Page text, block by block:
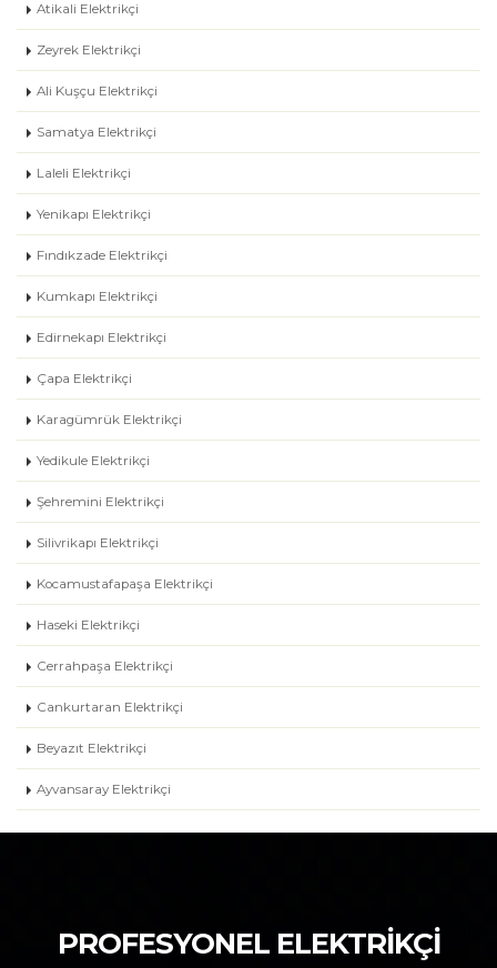
Atikali Elektrikçi
Zeyrek Elektrikçi
Ali Kuşçu Elektrikçi
Samatya Elektrikçi
Laleli Elektrikçi
Yenikapı Elektrikçi
Fındıkzade Elektrikçi
Kumkapı Elektrikçi
Edirnekapı Elektrikçi
Çapa Elektrikçi
Karagümrük Elektrikçi
Yedikule Elektrikçi
Şehremini Elektrikçi
Silivrikapı Elektrikçi
Kocamustafapaşa Elektrikçi
Haseki Elektrikçi
Cerrahpaşa Elektrikçi
Cankurtaran Elektrikçi
Beyazıt Elektrikçi
Ayvansaray Elektrikçi
PROFESYONEL ELEKTRİKÇİ